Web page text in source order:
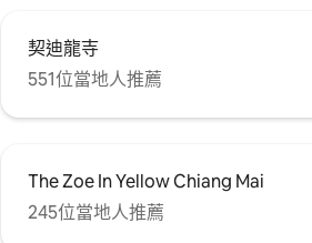
契迪龍寺
551位當地人推薦
The Zoe In Yellow Chiang Mai
245位當地人推薦